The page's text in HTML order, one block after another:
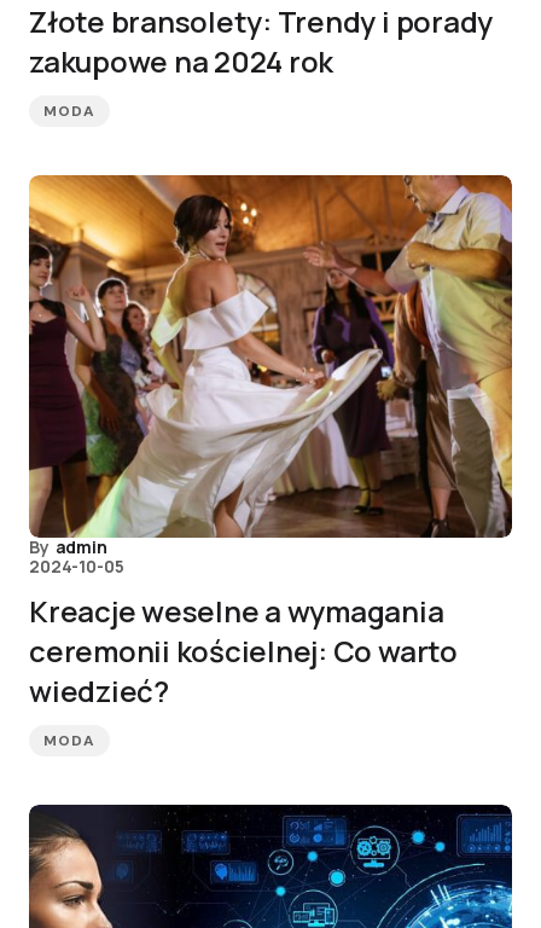
Złote bransolety: Trendy i porady
zakupowe na 2024 rok
MODA
By admin
2024-10-05
Kreacje weselne a wymagania
ceremonii kościelnej: Co warto
wiedzieć?
MODA